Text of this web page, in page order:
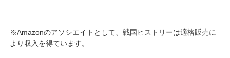
※Amazonのアソシエイトとして、戦国ヒストリーは適格販売に
より収入を得ています。